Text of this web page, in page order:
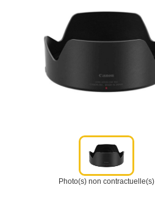
Photo(s) non contractuelle(s)